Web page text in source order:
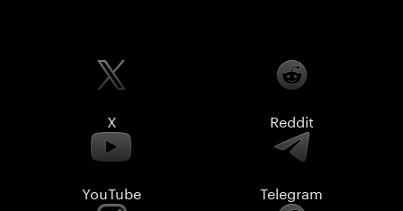
X Reddit
YouTube Telegram